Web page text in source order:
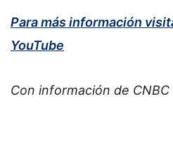
Para más información
YouTube
Con información de CNBC